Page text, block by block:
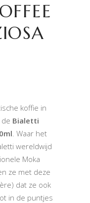
koffie in
Bialetti
. Waar het
wereldwijd
Moka
ze met deze
dat ze ook
in de puntjes